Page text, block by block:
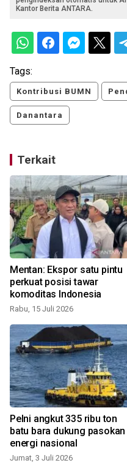
Kantor Berita ANTARA.
Tags:
Kontribusi BUMN
Danantara
Terkait
Mentan: Ekspor satu pintu
perkuat posisi tawar
komoditas Indonesia
Rabu, 15 Juli 2026
Pelni angkut 335 ribu ton
batu bara dukung pasokan
energi nasional
Jumat, 3 Juli 2026